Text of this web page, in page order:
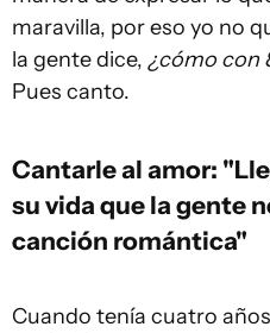
maravilla, por eso yo no
la gente dice, ¿cómo con
Pues canto.
Cantarle al amor:
su vida que la gente
canción romántica"
Cuando tenía cuatro